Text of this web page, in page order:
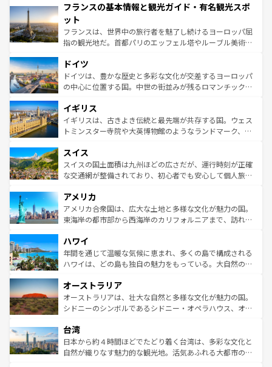
ませてくれるイタリアで、忘れられない旅をしてみよう！
なお、新着のイタリア情報は
しい。
文化が根付くこの国では、情熱的なフラメンコ、熱気あふ
れる闘牛、そして美味しいタパスが生活の一部となってい
る。首都マドリードの洗練された雰囲気や、バルセロナの
アートに溢れた街角から、地方では古代ローマ遺跡や中世
せる。地方によって風土や気候が異なるスペインはその個
性で訪れる人を魅了する。 なお、新着のスペイン情報は コ
ンテンツ一覧を参照してほしい。
フランスの基本情報と観光ガイド・有名観光スポ
ット
フランスは、世界中の旅行者を魅了し続けるヨーロッパ屈
指の観光地だ。首都パリのエッフェル塔やルーブル美術館
で、幅広い魅力が詰まっている。華麗な宮殿、歴史的な大
聖堂、美しいビーチ、そして豊かな自然が、訪れる者を心
から魅了する。また、フランスは美食の国としても知ら
いる。シャンパンの発祥地であるランス、プロヴァンスの
香り高いラベンダー畑など、多彩な楽しみ方が可能だ。さ
らに、パリ以外の地域にも魅力が溢れており、どの街角に
れる地方に足を運ぶとそれぞれで全く異なる文化を体験で
きるだろう。 なお、新着のフランス情報はコンテンツ一覧
を参照してほしい。
ドイツ
ドイツは、豊かな歴史と多彩な文化が交差するヨーロッパ
の中心に位置する国。中世の街並みが残るロマンチック街
顔を持つこの国は、どこを歩いても飽きることがない。ベ
ルリンの文化的活気、バイエルン州のアルプスの絶景、そ
してライン川沿いのワイン畑といった風景は必見。ビール
は、お酒好きな人にはぜひ体験してほしい。 なお、新着の
ドイツ情報はコンテンツ一覧を参照してほしい。
イギリス
イギリスは、古きよき伝統と最先端が共存する国。ウェス
トミンスター寺院や大英博物館のようなランドマーク、歴
リアごとに異なる魅力がある。また、優雅なアフタヌーン
ティー、ビール好きにはたまらない英国パブ、サッカー観
戦など、本場だからこそできる体験も豊富。イギリスを旅
ンツ一覧を参照してほしい。
スイス
スイスの国土面積は九州ほどの広さだが、運行時刻が正確
な交通網が整備されており、初心者でも安心して個人旅行
の建物がそのまま残る町や、スイスならではのユニークな
博物館もあり、アルプス観光だけでなく町歩きも満喫する
ことができる。国民の所得が高いため物価も高いが、旅行
ば市内交通費無料で観光を楽しむこともできる。 なお、新
着のスイス情報はコンテンツ一覧 を参照してほしい。
アメリカ
アメリカ合衆国は、広大な土地と多様な文化が魅力の国。
東海岸の都市部から西海岸のカリフォルニアまで、訪れる
のような巨大都市は、観光、ショッピング、エンターテイ
ンメントが詰まった刺激的なスポットだ。一方、アメリカ
西部には大自然が広がり、グランドキャニオンやイエロー
部のニューオーリンズでは、音楽と美食が融合した独特の
文化が魅力。旅行者はアメリカの各地域で異なる魅力を楽
しみながら、その多様性と豊かな歴史を感じることができ
ならではの贅沢な旅のスタイルだ。 なお、新着のアメリカ
情報はコンテンツ一覧を参照してほしい。
ハワイ
年間を通じて温暖な気候に恵まれ、多くの島で構成される
ハワイは、どの島も独自の魅力をもっている。大自然の神
ワイ島は見逃せない。また、定番の観光地といえばオアフ
島だが、静かな自然を求めるならマウイ島やカウアイ島が
おすすめ。エメラルドグリーンに輝く海をはじめ、豊かな
れるおもてなしの心で訪れる人々を迎えてくれるハワイの
人々、おいしいローカルフードやハワイアンミュージッ
ク、伝統的なフラダンスなど、すべてがハワイの魅力を彩
オーストラリア
オーストラリアは、壮大な自然と多様な文化が魅力の国。
シドニーのシンボルであるシドニー・オペラハウス、オー
リアリーフや大陸中央部にそびえるウルル（エアーズロッ
ク）、タスマニアの美しい原生林やケアンズの熱帯雨林な
ど、見どころがたくさん。また、カフェやワイン、オージ
台湾
日本から約４時間ほどでたどり着く台湾は、多彩な文化と
自然が織りなす魅力的な観光地。活気あふれる大都市の台